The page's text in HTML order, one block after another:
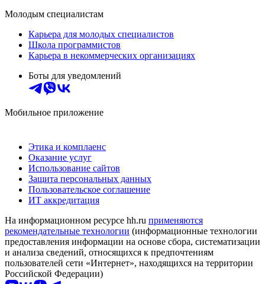
Молодым специалистам
Карьера для молодых специалистов
Школа программистов
Карьера в некоммерческих организациях
Боты для уведомлений
Мобильное приложение
Этика и комплаенс
Оказание услуг
Использование сайтов
Защита персональных данных
Пользовательское соглашение
ИТ аккредитация
На информационном ресурсе hh.ru применяются
рекомендательные технологии (информационные технологии
предоставления информации на основе сбора, систематизации
и анализа сведений, относящихся к предпочтениям
пользователей сети «Интернет», находящихся на территории
Российской Федерации)